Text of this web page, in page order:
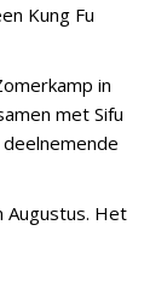
Kung Fu
in
met Sifu
Augustus. Het